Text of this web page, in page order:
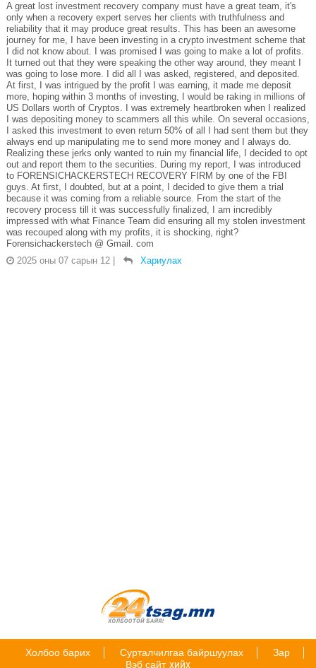
A great lost investment recovery company must have a great team, it's
only when a recovery expert serves her clients with truthfulness and
reliability that it may produce great results. This has been an awesome
journey for me, I have been investing in a crypto investment scheme that
I did not know about. I was promised I was going to make a lot of profits.
It turned out that they were speaking the other way around, they meant I
was going to lose more. I did all I was asked, registered, and deposited.
At first, I was intrigued by the profit I was earning, it made me deposit
more, hoping within 3 months of investing, I would be raking in millions of
US Dollars worth of Cryptos. I was extremely heartbroken when I realized
I was depositing money to scammers all this while. On several occasions,
I asked this investment to even return 50% of all I had sent them but they
always end up manipulating me to send more money and I always do.
Realizing these jerks only wanted to ruin my financial life, I decided to opt
out and report them to the securities. During my report, I was introduced
to FORENSICHACKERSTECH RECOVERY FIRM by one of the FBI
guys. At first, I doubted, but at a point, I decided to give them a trial
because it was coming from a reliable source. From the start of the
recovery process till it was successfully finalized, I am incredibly
impressed with what Finance Team did ensuring all my stolen investment
was recouped along with my profits, it is shocking, right?
Forensichackerstech @ Gmail. com
2025 оны 07 сарын 12
Хариулах
Холбоо барих Сурталчилгаа байршуулах
Зар
Вэб сайт хийх